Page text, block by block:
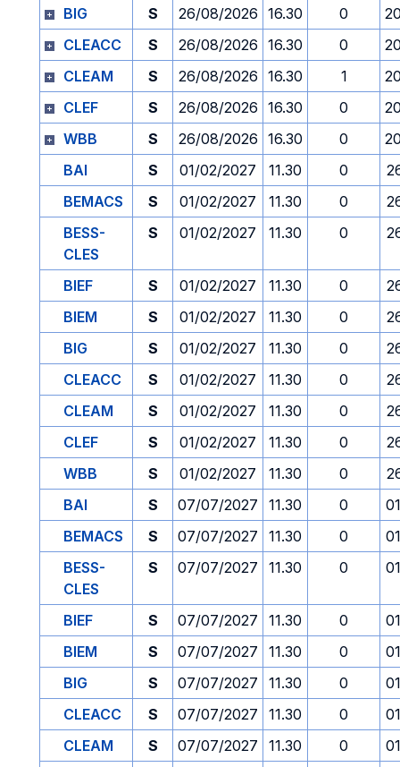
BIG
S 26/08/2026 16.30 0
CLEACC
S 26/08/2026 16.30 0
CLEAM
S 26/08/2026 16.30 1
CLEF
S 26/08/2026 16.30 0
WBB
S 26/08/2026 16.30 0
BAI
S 01/02/2027 11.30 0
BEMACS
S 01/02/2027 11.30 0
BESS-
CLES
S 01/02/2027 11.30 0
BIEF S 01/02/2027 11.30 0
BIEM
S 01/02/2027 11.30 0
BIG
S 01/02/2027 11.30 0
CLEACC
S 01/02/2027 11.30 0
CLEAM
S 01/02/2027 11.30 0
CLEF
S 01/02/2027 11.30 0
WBB
S 01/02/2027 11.30 0
BAI
S 07/07/2027 11.30 0
BEMACS
S 07/07/2027 11.30 0
BESS-
CLES
S 07/07/2027 11.30 0
BIEF S 07/07/2027 11.30 0
BIEM
S 07/07/2027 11.30 0
BIG
S 07/07/2027 11.30 0
CLEACC
S 07/07/2027 11.30 0
CLEAM
S 07/07/2027 11.30 0